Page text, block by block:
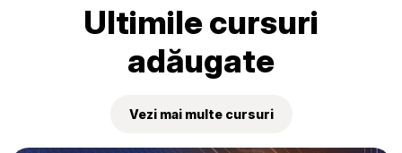
Ultimile cursuri
adăugate
Vezi mai multe cursuri